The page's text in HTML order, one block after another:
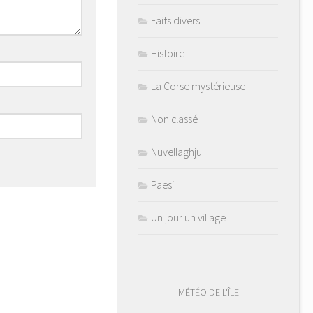
Faits divers
Histoire
La Corse mystérieuse
Non classé
Nuvellaghju
Paesi
Un jour un village
MÉTÉO DE L'ÎLE